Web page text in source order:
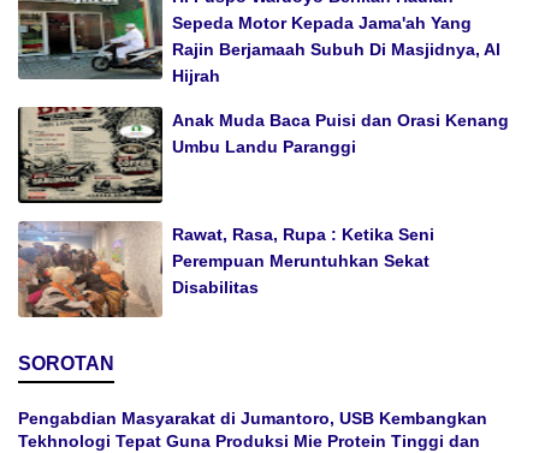
Sepeda Motor Kepada Jama'ah Yang
Rajin Berjamaah Subuh Di Masjidnya, Al
Hijrah
Anak Muda Baca Puisi dan Orasi Kenang
Umbu Landu Paranggi
Rawat, Rasa, Rupa : Ketika Seni
Perempuan Meruntuhkan Sekat
Disabilitas
SOROTAN
Pengabdian Masyarakat di Jumantoro, USB Kembangkan
Tekhnologi Tepat Guna Produksi Mie Protein Tinggi dan